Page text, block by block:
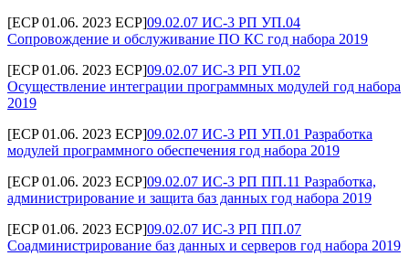
[ECP 01.06. 2023 ECP]09.02.07 ИС-3 РП УП.04
Сопровождение и обслуживание ПО КС год набора 2019
[ECP 01.06. 2023 ECP]09.02.07 ИС-3 РП УП.02
Осуществление интеграции программных модулей год набора
2019
[ECP 01.06. 2023 ECP]09.02.07 ИС-3 РП УП.01 Разработка
модулей программного обеспечения год набора 2019
[ECP 01.06. 2023 ECP]09.02.07 ИС-3 РП ПП.11 Разработка,
администрирование и защита баз данных год набора 2019
[ECP 01.06. 2023 ECP]09.02.07 ИС-3 РП ПП.07
Соадминистрирование баз данных и серверов год набора 2019